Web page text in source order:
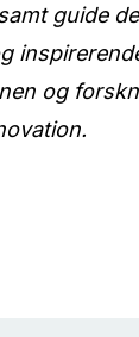
guide
og